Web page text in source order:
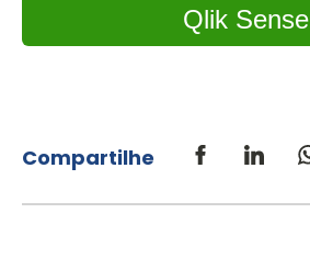
Qlik Sense
Compartilhe